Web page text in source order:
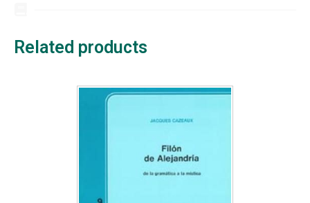
Related products